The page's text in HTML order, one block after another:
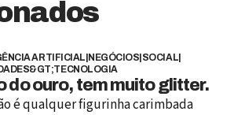
ARTIFICIAL NEGÓCIOS SOCIAL
do ouro, tem muito glitter.
é qualquer figurinha carimbada